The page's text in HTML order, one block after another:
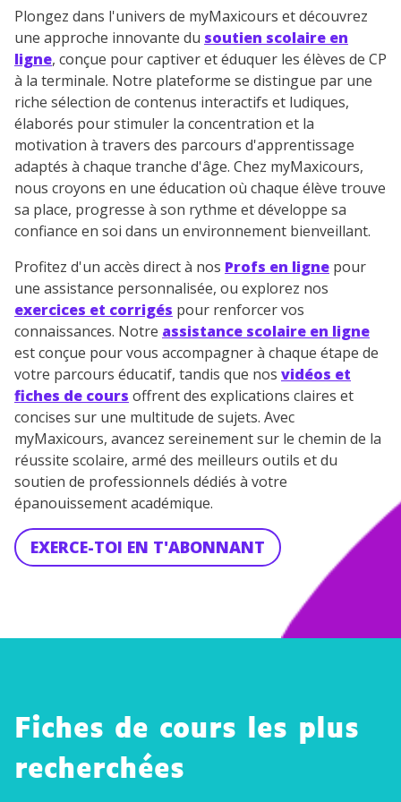
Plongez dans l'univers de myMaxicours et découvrez
une approche innovante du soutien scolaire en
ligne, conçue pour captiver et éduquer les élèves de CP
à la terminale. Notre plateforme se distingue par une
riche sélection de contenus interactifs et ludiques,
élaborés pour stimuler la concentration et la
motivation à travers des parcours d'apprentissage
adaptés à chaque tranche d'âge. Chez myMaxicours,
nous croyons en une éducation où chaque élève trouve
sa place, progresse à son rythme et développe sa
confiance en soi dans un environnement bienveillant.
Profitez d'un accès direct à nos Profs en ligne pour
une assistance personnalisée, ou explorez nos
exercices et corrigés pour renforcer vos
connaissances. Notre assistance scolaire en ligne
est conçue pour vous accompagner à chaque étape de
votre parcours éducatif, tandis que nos vidéos et
fiches de cours offrent des explications claires et
concises sur une multitude de sujets. Avec
myMaxicours, avancez sereinement sur le chemin de la
réussite scolaire, armé des meilleurs outils et du
soutien de professionnels dédiés à votre
épanouissement académique.
EXERCE-TOI EN T'ABONNANT
Fiches de cours les plus
recherchées